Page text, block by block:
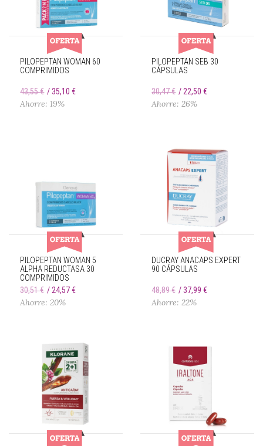
PILOPEPTAN WOMAN 60
COMPRIMIDOS
43,55 € 35,10 €
Ahorre: 19%
PILOPEPTAN SEB 30
CÁPSULAS
30,47 € 22,50 €
Ahorre: 26%
PILOPEPTAN WOMAN 5
ALPHA REDUCTASA 30
COMPRIMIDOS
30,51 €
24,57 €
Ahorre: 20%
DUCRAY ANACAPS EXPERT
90 CÁPSULAS
48,89 € 37,99 €
Ahorre: 22%